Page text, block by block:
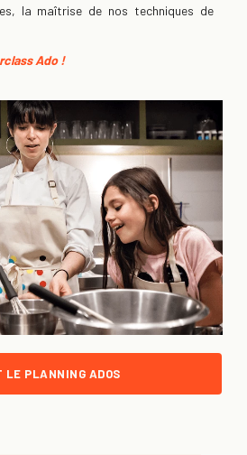
la maîtrise de nos techniques de
Ado !
LE PLANNING ADOS